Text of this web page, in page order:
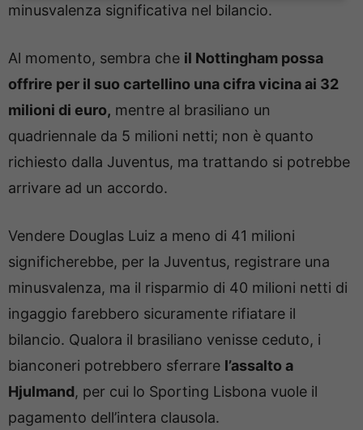
minusvalenza significativa nel bilancio.
Al momento, sembra che il Nottingham possa
offrire per il suo cartellino una cifra vicina ai 32
milioni di euro, mentre al brasiliano un
quadriennale da 5 milioni netti; non è quanto
richiesto dalla Juventus, ma trattando si potrebbe
arrivare ad un accordo.
Vendere Douglas Luiz a meno di 41 milioni
significherebbe, per la Juventus, registrare una
minusvalenza, ma il risparmio di 40 milioni netti di
ingaggio farebbero sicuramente rifiatare il
bilancio. Qualora il brasiliano venisse ceduto, i
bianconeri potrebbero sferrare l’assalto a
Hjulmand, per cui lo Sporting Lisbona vuole il
pagamento dell’intera clausola.